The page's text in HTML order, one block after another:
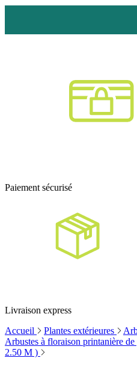
Paiement sécurisé
Livraison express
Accueil
Plantes extérieures
Arbustes à floraison printanière
2.50 M )